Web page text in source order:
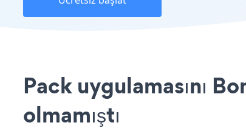
Pack uygulamasını
olmamıştı